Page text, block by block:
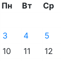
Пн Вт Ср
3
4 5
10
11 12